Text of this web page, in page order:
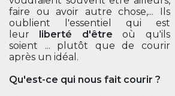
faire ou avoir autre chose,... Ils
oublient l'essentiel qui est
leur liberté d'être où qu'ils
soient ... plutôt que de courir
après un idéal.
Qu'est-ce qui nous fait courir ?